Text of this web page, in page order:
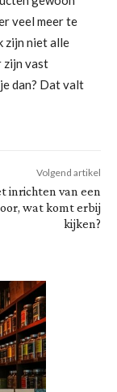
veel meer te
zijn niet alle
zijn vast
dan? Dat valt
Volgend artikel
inrichten van een
wat komt erbij
kijken?